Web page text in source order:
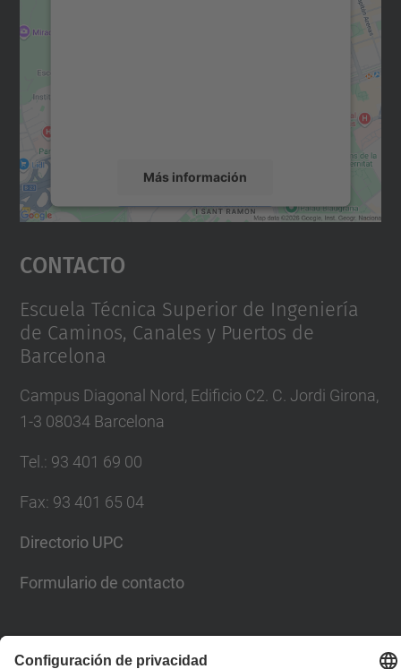
Más información
Aceptar
powered by
Contacto
Escuela Técnica Superior de Ingeniería
de Caminos, Canales y Puertos de
Barcelona
Campus Diagonal Nord, Edificio C2. C. Jordi Girona,
1-3 08034 Barcelona
Tel. : 93 401 69 00
Fax: 93 401 65 04
Directorio UPC
Formulario de contacto